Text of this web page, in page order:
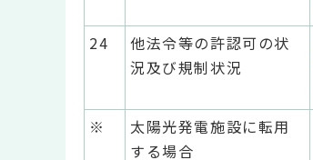
24
他法令等の許認可の状
況及び規制状況
※
太陽光発電施設に転用
する場合